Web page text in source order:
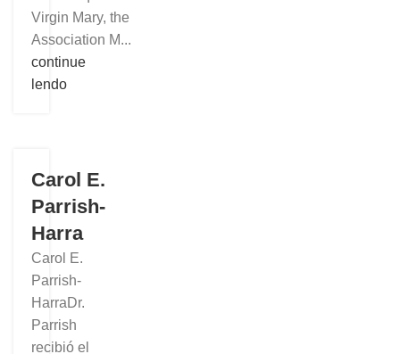
Virgin Mary, the
Association M...
continue
lendo
Carol E.
Parrish-
Harra
Carol E.
Parrish-
HarraDr.
Parrish
recibió el